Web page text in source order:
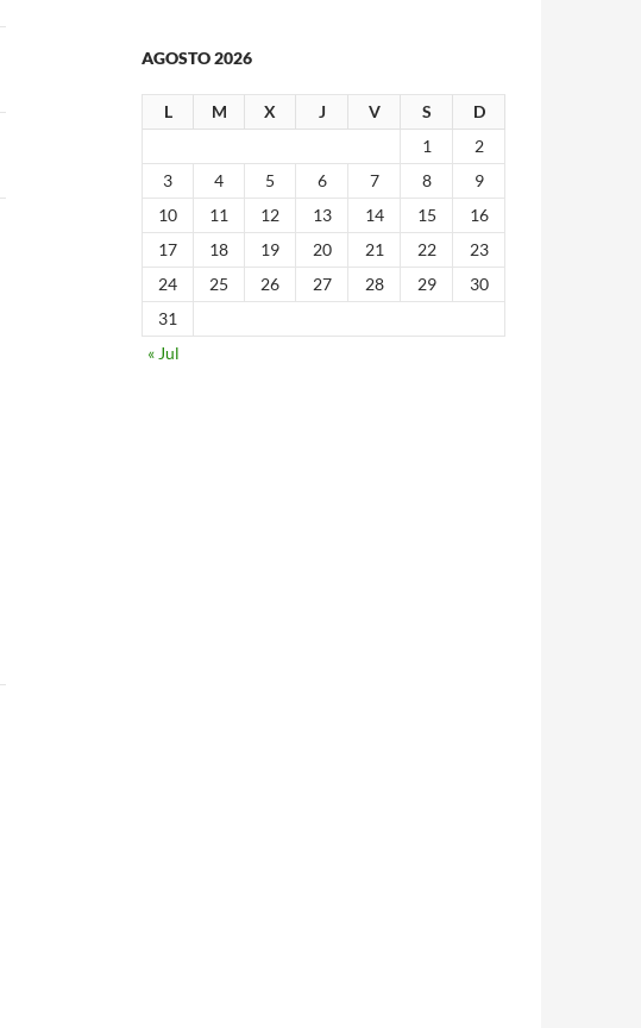
AGOSTO 2026
L M X J V S
D
1
2
3
4 5 6 7 8
9
10
11 12 13 14 15
16
17
18 19 20 21 22
23
24
25 26 27 28 29
30
31
« Jul